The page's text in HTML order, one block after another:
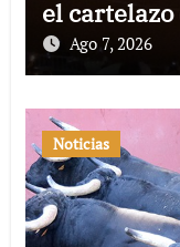
el
Ago 7, 2026
Noticias